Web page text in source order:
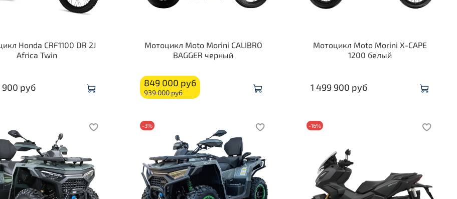
Honda CRF1100 DR 2J
Africa Twin
900 руб
Мотоцикл Moto Morini CALIBRO
BAGGER черный
849 000 руб
939 000 руб
Мотоцикл Moto Morini X-CAPE
1200 белый
1 499 900 руб
-3% -16%